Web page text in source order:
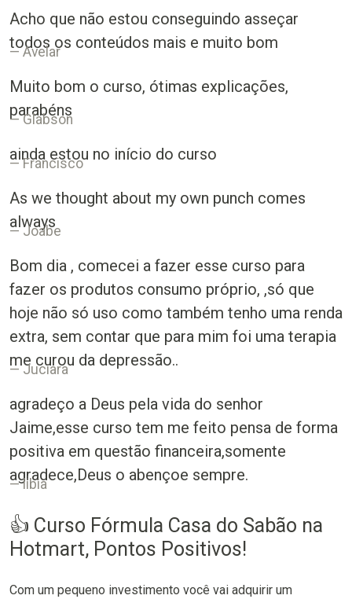
Acho que não estou conseguindo asseçar
todos os conteúdos mais e muito bom
Avelar
Muito bom o curso, ótimas explicações,
parabéns
Glabson
ainda estou no início do curso
Francisco
As we thought about my own punch comes
always
Joabe
Bom dia , comecei a fazer esse curso para
fazer os produtos consumo próprio, ,só que
hoje não só uso como também tenho uma renda
extra, sem contar que para mim foi uma terapia
me curou da depressão..
Juciara
agradeço a Deus pela vida do senhor
Jaime,esse curso tem me feito pensa de forma
positiva em questão financeira,somente
agradece,Deus o abençoe sempre.
libia
👍 Curso Fórmula Casa do Sabão na
Hotmart, Pontos Positivos!
Com um pequeno investimento você vai adquirir um